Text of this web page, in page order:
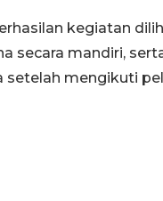
kegiatan
secara mandiri,
setelah mengikuti